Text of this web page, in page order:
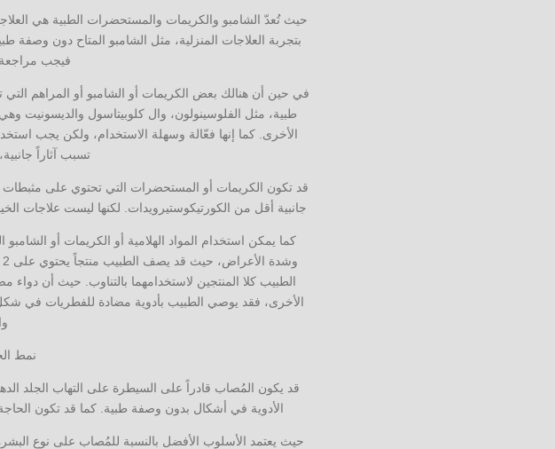
حيث تُعدّ الشامبو والكريمات والمستحضرات الطبية هي
بتجربة العلاجات المنزلية، مثل الشامبو المتاح دون وصفة
فيجب مراجعة
في حين أن هنالك بعض الكريمات أو الشامبو أو المراهم
طبية، مثل الفلوسينولون، وال كلوبيتاسول والديسونيت
الأخرى. كما إنها فعّالة وسهلة الاستخدام، ولكن يجب
تسبب آثاراً
قد تكون الكريمات أو المستحضرات التي تحتوي على مثبطات
جانبية أقل من الكورتيكوستيرويدات. لكنها ليست علاجات
كما يمكن استخدام المواد الهلامية أو الكريمات أو
الطبيب كلا المنتجين لاستخدامهما بالتناوب. حيث أن
الأخرى، فقد يوصي الطبيب بأدوية مضادة للفطريات في شكل
نمط
قد يكون المُصاب قادراً على السيطرة على التهاب الجلد
الأدوية في أشكال بدون وصفة طبية. كما قد تكون
حيث يعتمد الأسلوب الأفضل بالنسبة للمُصاب على نوع